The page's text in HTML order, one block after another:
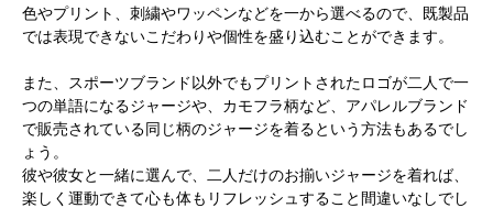
色やプリント、刺繍やワッペンなどを一から選べるので、既製品
では表現できないこだわりや個性を盛り込むことができます。
また、スポーツブランド以外でもプリントされたロゴが二人で一
つの単語になるジャージや、カモフラ柄など、アパレルブランド
で販売されている同じ柄のジャージを着るという方法もあるでし
ょう。
彼や彼女と一緒に選んで、二人だけのお揃いジャージを着れば、
楽しく運動できて心も体もリフレッシュすること間違いなしでし